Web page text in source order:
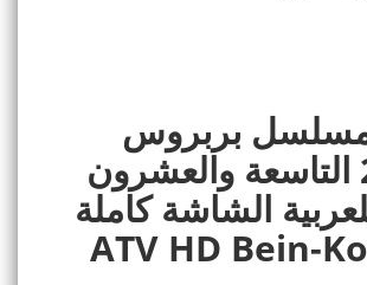
بربروس
الحلقة 29 التاسعة والعشرون
الشاشة كاملة
ATV HD Bein-